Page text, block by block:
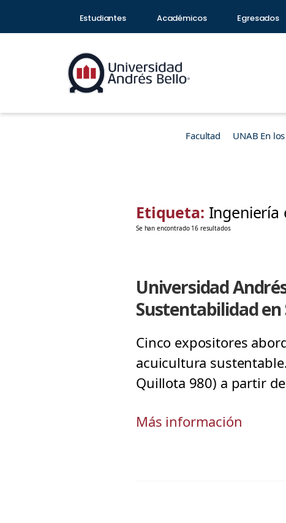
Estudiantes Académicos Egresados
Facultad UNAB En
Etiqueta: Ingeniería
Se han encontrado 16 resultados
Universidad
Sustentabilidad en
Cinco expositores
acuicultura
Quillota 980) a partir
Más información